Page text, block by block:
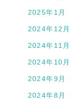
2025年1月
2024年12月
2024年11月
2024年10月
2024年9月
2024年8月